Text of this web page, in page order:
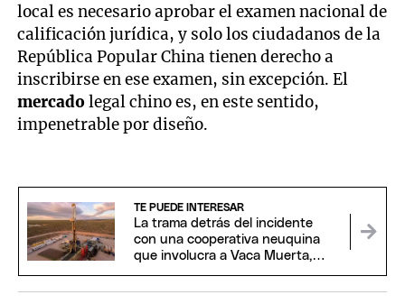
local es necesario aprobar el examen nacional de
calificación jurídica, y solo los ciudadanos de la
República Popular China tienen derecho a
inscribirse en ese examen, sin excepción. El
mercadolegal chino es, en este sentido,
impenetrable por diseño.
TE PUEDE INTERESAR
La trama detrás del incidente
con una cooperativa neuquina
que involucra a Vaca Muerta,